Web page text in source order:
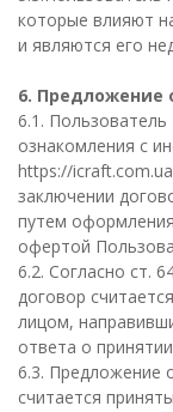
которые влияют
и являются его
6. Предложение
6.1.
ознакомления с
https://
заключении
путем
офертой
6.2. Согласно ст.
договор
лицом,
ответа о
6.3. Предложение
считается